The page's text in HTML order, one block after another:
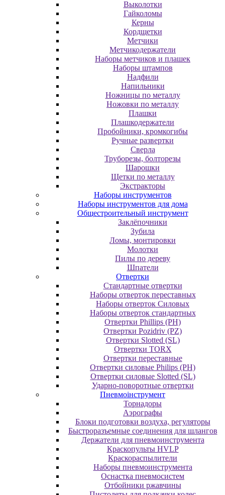
Выколотки
Гайколомы
Керны
Кордщетки
Метчики
Метчикодержатели
Наборы метчиков и плашек
Наборы штампов
Надфили
Напильники
Ножницы по металлу
Ножовки по металлу
Плашки
Плашкодержатели
Пробойники, кромкогибы
Ручные развертки
Сверла
Труборезы, болторезы
Шарошки
Щетки по металлу
Экcтpaктopы
Наборы инструментов
Наборы инструментов для дома
Общестроительный инструмент
Заклёпочники
Зубила
Ломы, монтировки
Молотки
Пилы по дереву
Шпатели
Отвертки
Cтандартные отвертки
Наборы отверток переставных
Наборы отверток Силовых
Наборы отверток стандартных
Отвертки Phillips (PH)
Отвертки Pozidriv (PZ)
Отвертки Slotted (SL)
Отвертки TORX
Отвертки переставные
Отвертки силовые Philips (PH)
Отвертки силовые Slotted (SL)
Ударно-поворотные отвертки
Пневмоінструмент
Topнaдopы
Аэрографы
Блоки подготовки воздуха, регуляторы
Быстроразъемные соединения для шлангов
Держатели для пневмоинструмента
Краскопульты HVLP
Краскораспылители
Наборы пневмоинструмента
Оснастка пневмосистем
Отбойники ржавчины